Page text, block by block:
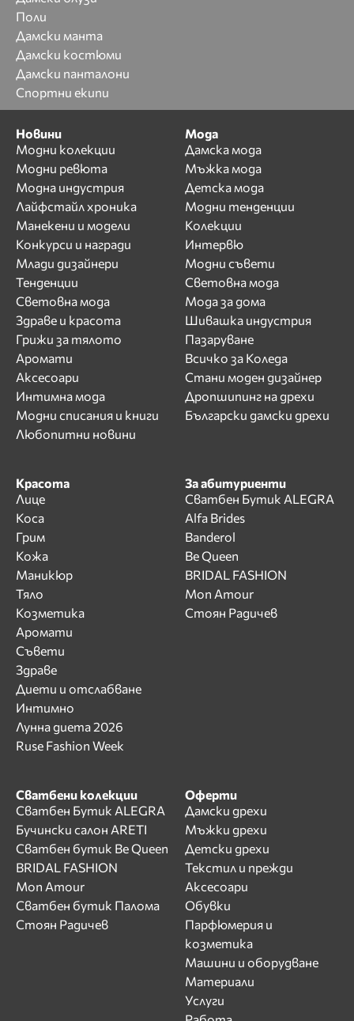
Поли
Дамски манта
Дамски костюми
Дамски панталони
Спортни екипи
Новини
Модни колекции
Модни ревюта
Модна индустрия
Лайфстайл хроника
Манекени и модели
Конкурси и награди
Млади дизайнери
Тенденции
Световна мода
Здраве и красота
Грижи за тялото
Аромати
Аксесоари
Интимна мода
Модни списания и книги
Любопитни новини
Мода
Дамска мода
Мъжка мода
Детска мода
Модни тенденции
Колекции
Интервю
Модни съвети
Световна мода
Мода за дома
Шивашка индустрия
Пазаруване
Всичко за Коледа
Стани моден дизайнер
Дропшипинг на дрехи
Български дамски дрехи
Красота
Лице
Коса
Грим
Кожа
Маникюр
Тяло
Козметика
Аромати
Съвети
Здраве
Диети и отслабване
Интимно
Лунна диета 2026
Ruse Fashion Week
За абитуриенти
Сватбен Бутик ALEGRA
Alfa Brides
Banderol
Be Queen
BRIDAL FASHION
Mon Amour
Стоян Радичев
Сватбени колекции
Сватбен Бутик ALEGRA
Бучински салон ARETI
Сватбен бутик Be Queen
BRIDAL FASHION
Mon Amour
Сватбен бутик Палома
Стоян Радичев
Оферти
Дамски дрехи
Мъжки дрехи
Детски дрехи
Текстил и прежди
Аксесоари
Обувки
Парфюмерия и
козметика
Машини и оборудване
Материали
Услуги